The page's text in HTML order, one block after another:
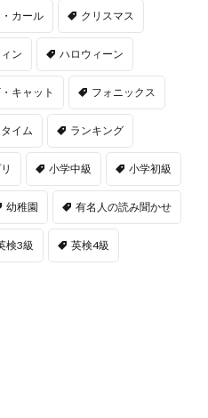
カール クリスマス
ン ハロウィーン
キャット フォニックス
イム ランキング
小学中級 小学初級
幼稚園 有名人の読み聞かせ
検3級 英検4級